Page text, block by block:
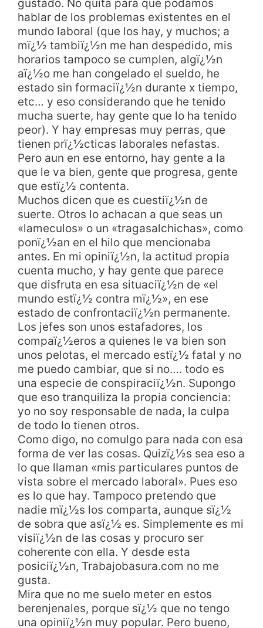
gustado. No quita para que podamos
hablar de los problemas existentes en el
mundo laboral (que los hay, y muchos; a
mï¿½ tambiï¿½n me han despedido, mis
horarios tampoco se cumplen, algï¿½n
aï¿½o me han congelado el sueldo, he
estado sin formaciï¿½n durante x tiempo,
etc… y eso considerando que he tenido
mucha suerte, hay gente que lo ha tenido
peor). Y hay empresas muy perras, que
tienen prï¿½cticas laborales nefastas.
Pero aun en ese entorno, hay gente a la
que le va bien, gente que progresa, gente
que estï¿½ contenta.
Muchos dicen que es cuestiï¿½n de
suerte. Otros lo achacan a que seas un
«lameculos» o un «tragasalchichas», como
ponï¿½an en el hilo que mencionaba
antes. En mi opiniï¿½n, la actitud propia
cuenta mucho, y hay gente que parece
que disfruta en esa situaciï¿½n de «el
mundo estï¿½ contra mï¿½», en ese
estado de confrontaciï¿½n permanente.
Los jefes son unos estafadores, los
compaï¿½eros a quienes le va bien son
unos pelotas, el mercado estï¿½ fatal y no
me puedo cambiar, que si no…. todo es
una especie de conspiraciï¿½n. Supongo
que eso tranquiliza la propia conciencia:
yo no soy responsable de nada, la culpa
de todo lo tienen otros.
Como digo, no comulgo para nada con esa
forma de ver las cosas. Quizï¿½s sea eso a
lo que llaman «mis particulares puntos de
vista sobre el mercado laboral». Pues eso
es lo que hay. Tampoco pretendo que
nadie mï¿½s los comparta, aunque sï¿½
de sobra que asï¿½ es. Simplemente es mi
visiï¿½n de las cosas y procuro ser
coherente con ella. Y desde esta
posiciï¿½n, Trabajobasura.com no me
gusta.
Mira que no me suelo meter en estos
berenjenales, porque sï¿½ que no tengo
una opiniï¿½n muy popular. Pero bueno,